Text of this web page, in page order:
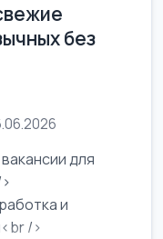
без
для
и
/>